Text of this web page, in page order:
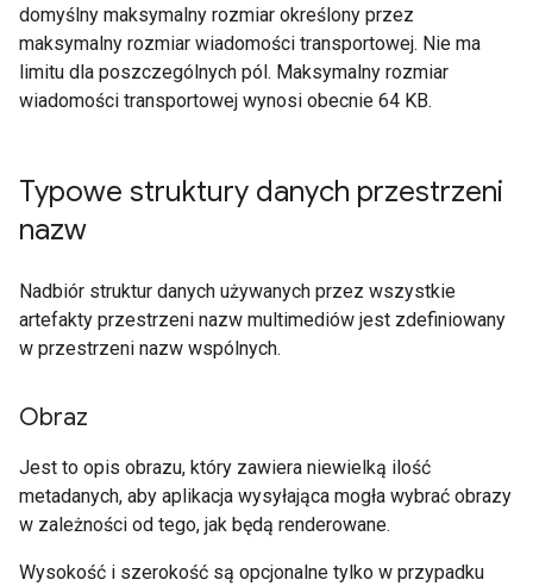
domyślny maksymalny rozmiar określony przez
maksymalny rozmiar wiadomości transportowej. Nie ma
limitu dla poszczególnych pól. Maksymalny rozmiar
wiadomości transportowej wynosi obecnie 64 KB.
Typowe struktury danych przestrzeni
nazw
Nadbiór struktur danych używanych przez wszystkie
artefakty przestrzeni nazw multimediów jest zdefiniowany
w przestrzeni nazw wspólnych.
Obraz
Jest to opis obrazu, który zawiera niewielką ilość
metadanych, aby aplikacja wysyłająca mogła wybrać obrazy
w zależności od tego, jak będą renderowane.
Wysokość i szerokość są opcjonalne tylko w przypadku